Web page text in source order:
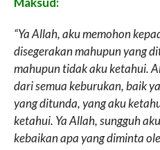
“Ya Allah, aku memohon
disegerakan mahupun yang
mahupun tidak aku ketahui.
dari semua keburukan, baik
yang ditunda, yang aku
ketahui. Ya Allah, sungguh
kebaikan apa yang diminta